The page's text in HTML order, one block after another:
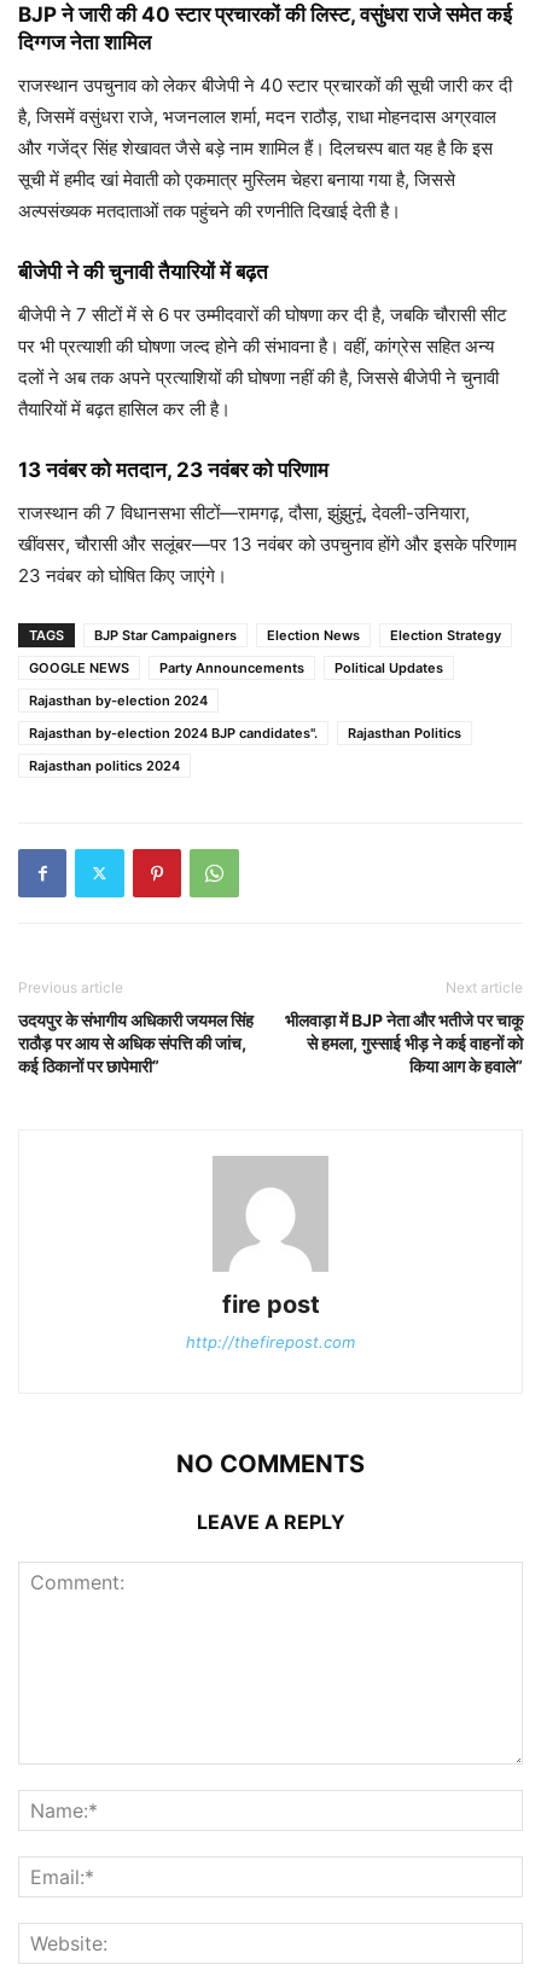
BJP ने जारी की 40 स्टार प्रचारकों की लिस्ट, वसुंधरा राजे समेत कई
दिग्गज नेता शामिल
राजस्थान उपचुनाव को लेकर बीजेपी ने 40 स्टार प्रचारकों की सूची जारी कर दी
है, जिसमें वसुंधरा राजे, भजनलाल शर्मा, मदन राठौड़, राधा मोहनदास अग्रवाल
और गजेंद्र सिंह शेखावत जैसे बड़े नाम शामिल हैं। दिलचस्प बात यह है कि इस
सूची में हमीद खां मेवाती को एकमात्र मुस्लिम चेहरा बनाया गया है, जिससे
अल्पसंख्यक मतदाताओं तक पहुंचने की रणनीति दिखाई देती है।
बीजेपी ने की चुनावी तैयारियों में बढ़त
बीजेपी ने 7 सीटों में से 6 पर उम्मीदवारों की घोषणा कर दी है, जबकि चौरासी सीट
पर भी प्रत्याशी की घोषणा जल्द होने की संभावना है। वहीं, कांग्रेस सहित अन्य
दलों ने अब तक अपने प्रत्याशियों की घोषणा नहीं की है, जिससे बीजेपी ने चुनावी
तैयारियों में बढ़त हासिल कर ली है।
13 नवंबर को मतदान, 23 नवंबर को परिणाम
राजस्थान की 7 विधानसभा सीटों—रामगढ़, दौसा, झुंझुनूं, देवली-उनियारा,
खींवसर, चौरासी और सलूंबर—पर 13 नवंबर को उपचुनाव होंगे और इसके परिणाम
23 नवंबर को घोषित किए जाएंगे।
TAGS BJP Star Campaigners Election News
Election Strategy
GOOGLE NEWS
Party Announcements
Political Updates
Rajasthan by-election 2024
Rajasthan by-election 2024 BJP candidates".
Rajasthan Politics
Rajasthan politics 2024
Previous article
उदयपुर के संभागीय अधिकारी जयमल सिंह
राठौड़ पर आय से अधिक संपत्ति की जांच,
कई ठिकानों पर छापेमारी”
Next article
भीलवाड़ा में BJP नेता और भतीजे पर चाकू
से हमला, गुस्साई भीड़ ने कई वाहनों को
किया आग के हवाले”
fire post
http://thefirepost.com
NO COMMENTS
LEAVE A REPLY